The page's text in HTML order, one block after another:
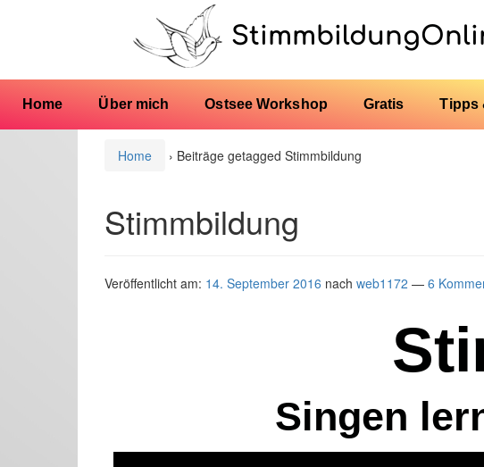
Home Über mich Ostsee Workshop Gratis Tipps
Home › Beiträge getagged Stimmbildung
Stimmbildung
Veröffentlicht am: 14. September 2016 nach web1172 — 6
Singen